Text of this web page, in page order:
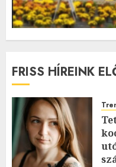
FRISS HÍREINK